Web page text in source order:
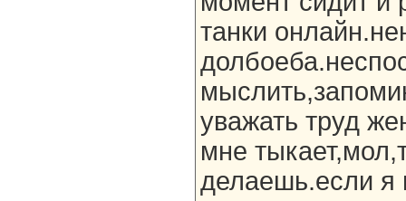
танки
уважать труд
мне
делаешь.если я